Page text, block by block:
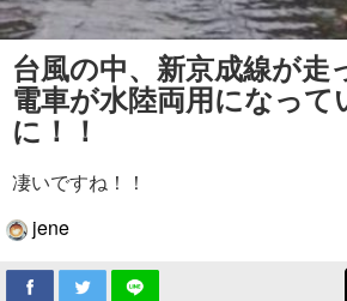
台風の中、新京成線が走
電車が水陸両用になって
に！！
凄いですね！！
jene